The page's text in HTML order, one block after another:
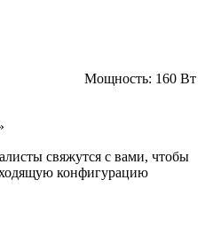
Мощность: 160 Вт
свяжутся с вами, чтобы
конфигурацию